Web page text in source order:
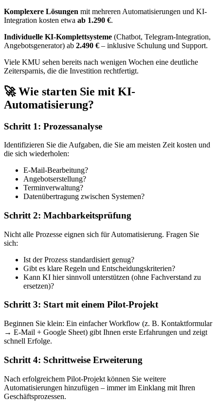
Komplexere Lösungen mit mehreren Automatisierungen und KI-
Integration kosten etwa ab 1.290 €.
Individuelle KI-Komplettsysteme (Chatbot, Telegram-Integration,
Angebotsgenerator) ab 2.490 € – inklusive Schulung und Support.
Viele KMU sehen bereits nach wenigen Wochen eine deutliche
Zeitersparnis, die die Investition rechtfertigt.
🚀 Wie starten Sie mit KI-
Automatisierung?
Schritt 1: Prozessanalyse
Identifizieren Sie die Aufgaben, die Sie am meisten Zeit kosten und
die sich wiederholen:
E-Mail-Bearbeitung?
Angebotserstellung?
Terminverwaltung?
Datenübertragung zwischen Systemen?
Schritt 2: Machbarkeitsprüfung
Nicht alle Prozesse eignen sich für Automatisierung. Fragen Sie
sich:
Ist der Prozess standardisiert genug?
Gibt es klare Regeln und Entscheidungskriterien?
Kann KI hier sinnvoll unterstützen (ohne Fachverstand zu
ersetzen)?
Schritt 3: Start mit einem Pilot-Projekt
Beginnen Sie klein: Ein einfacher Workflow (z. B. Kontaktformular
→ E-Mail + Google Sheet) gibt Ihnen erste Erfahrungen und zeigt
schnell Erfolge.
Schritt 4: Schrittweise Erweiterung
Nach erfolgreichem Pilot-Projekt können Sie weitere
Automatisierungen hinzufügen – immer im Einklang mit Ihren
Geschäftsprozessen.